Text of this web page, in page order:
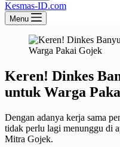
Kesmas-ID.com
Menu
Keren! Dinkes
untuk Warga
Dengan adanya kerja sama
tidak perlu lagi menunggu di
Mitra Gojek.